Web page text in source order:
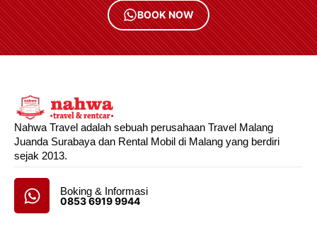
BOOK NOW
Nahwa Travel adalah sebuah perusahaan Travel Malang
Juanda Surabaya dan Rental Mobil di Malang yang berdiri
sejak 2013.
Boking & Informasi
0853 6919 9944